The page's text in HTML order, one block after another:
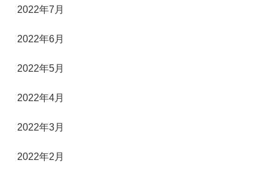
2022年7月
2022年6月
2022年5月
2022年4月
2022年3月
2022年2月